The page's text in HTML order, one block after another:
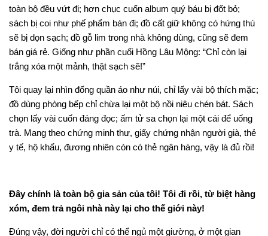
toàn bộ đều vứt đi; hơn chục cuốn album quý báu bị đốt bỏ;
sách bị coi như phế phẩm bán đi; đồ cất giữ không có hứng thú
sẽ bị dọn sạch; đồ gỗ lim trong nhà không dùng, cũng sẽ đem
bán giá rẻ. Giống như phần cuối Hồng Lâu Mộng: “Chỉ còn lại
trắng xóa một mảnh, thật sạch sẽ!”
Tôi quay lại nhìn đống quần áo như núi, chỉ lấy vài bộ thích mặc;
đồ dùng phòng bếp chỉ chừa lại một bộ nồi niêu chén bát. Sách
chọn lấy vài cuốn đáng đọc; ấm tử sa chọn lại một cái để uống
trà. Mang theo chứng minh thư, giấy chứng nhận người già, thẻ
y tế, hộ khẩu, đương nhiên còn có thẻ ngân hàng, vậy là đủ rồi!
Đây chính là toàn bộ gia sản của tôi! Tôi đi rồi, từ biệt hàng
xóm, đem trả ngôi nhà này lại cho thế giới này!
Đúng vậy, đời người chỉ có thể ngủ một giường, ở một gian